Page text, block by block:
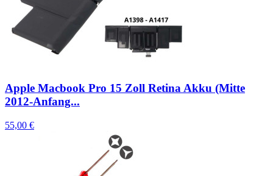
Apple Macbook Pro 15 Zoll Retina Akku (Mitte
2012-Anfang...
55,00 €